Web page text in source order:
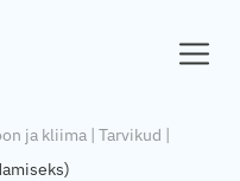
ja kliima | Tarvikud |